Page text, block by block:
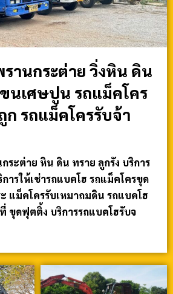
านกระต่าย วิ่งหิน ดิน
นเศษปูน รถแม็คโคร
ก รถแม็คโครรับจ้า
ระต่าย หิน ดิน ทราย ลูกรัง บริการ
ารให้เช่ารถแบคโฮ รถแม็คโครขุด
แม็คโครรับเหมาถมดิน รถแบคโฮ
ขุดฟุตติ้ง บริการรถแบคโฮรับจ